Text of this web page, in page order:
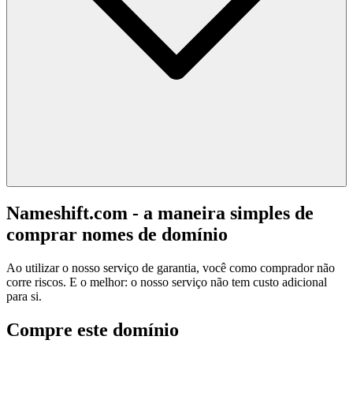
Nameshift.com - a maneira simples de
comprar nomes de domínio
Ao utilizar o nosso serviço de garantia, você como comprador não
corre riscos. E o melhor: o nosso serviço não tem custo adicional
para si.
Compre este domínio